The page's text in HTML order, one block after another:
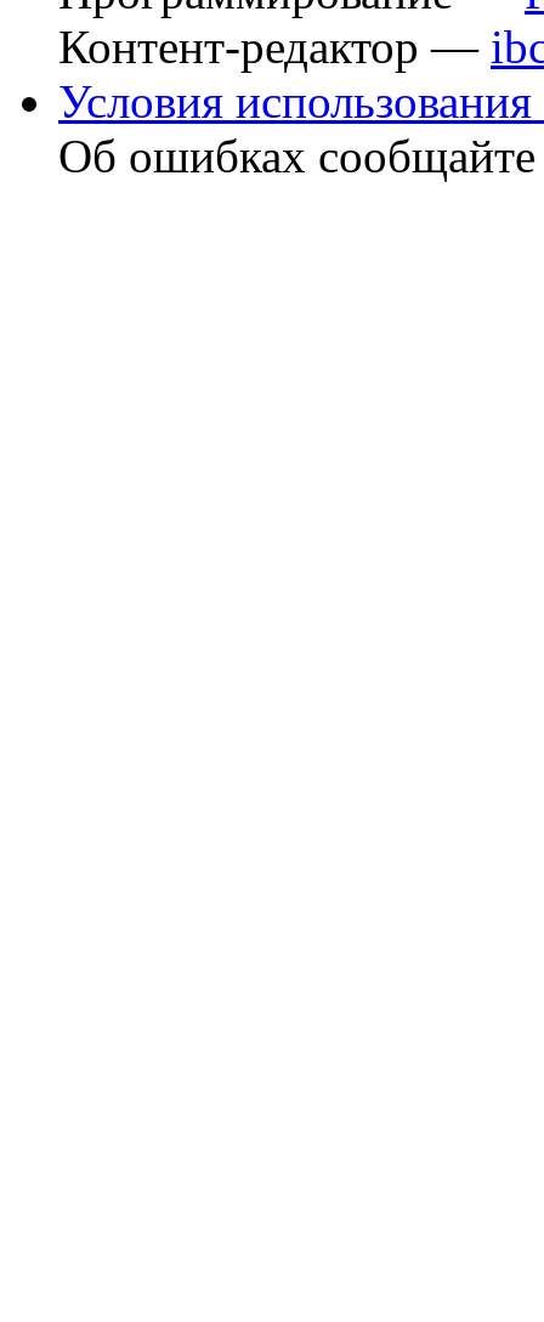
Контент-редактор —
Условия использования
Об ошибках